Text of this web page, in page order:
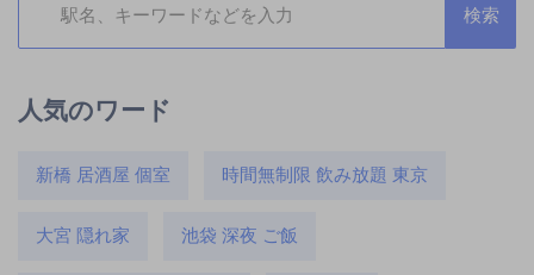
人気のワード
新橋 居酒屋 個室 時間無制限 飲み放題 東京
大宮 隠れ家 池袋 深夜 ご飯